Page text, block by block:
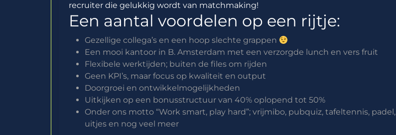
recruiter die gelukkig wordt van matchmaking!
Een aantal voordelen op een rijtje:
Gezellige collega’s en een hoop slechte grappen
Een mooi kantoor in B. Amsterdam met een verzorgde lunch en vers fruit
Flexibele werktijden; buiten de files om rijden
Geen KPI’s, maar focus op kwaliteit en output
Doorgroei en ontwikkelmogelijkheden
Uitkijken op een bonusstructuur van 40% oplopend tot 50%
Onder ons motto “Work smart, play hard”; vrijmibo, pubquiz, tafeltennis, padel,
uitjes en nog veel meer